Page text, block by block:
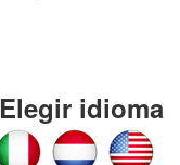
Elegir idioma